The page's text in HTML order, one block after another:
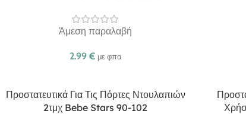
Άμεση παραλαβή
2.99 € με φπα
Προστατευτικά Για Τις Πόρτες Ντουλαπιών
2τμχ Bebe Stars 90-102